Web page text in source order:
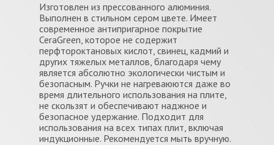
Изготовлен из прессованного алюминия.
Выполнен в стильном сером цвете. Имеет
современное антипригарное покрытие
CeraGreen, которое не содержит
перфтороктановых кислот, свинец, кадмий и
других тяжелых металлов, благодаря чему
является абсолютно экологически чистым и
безопасным. Ручки не нагреваюются даже во
время длительного использования на плите,
не скользят и обеспечивают наджное и
безопасное удержание. Подходит для
использования на всех типах плит, включая
индукционные. Рекомендуется мыть вручную.